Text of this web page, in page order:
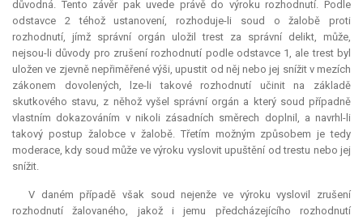
důvodná. Tento závěr pak uvede právě do výroku rozhodnutí. Podle
odstavce 2 téhož ustanovení, rozhoduje-li soud o žalobě proti
rozhodnutí, jímž správní orgán uložil trest za správní delikt, může,
nejsou-li důvody pro zrušení rozhodnutí podle odstavce 1, ale trest byl
uložen ve zjevně nepřiměřené výši, upustit od něj nebo jej snížit v mezích
zákonem dovolených, lze-li takové rozhodnutí učinit na základě
skutkového stavu, z něhož vyšel správní orgán a který soud případně
vlastním dokazováním v nikoli zásadních směrech doplnil, a navrhl-li
takový postup žalobce v žalobě. Třetím možným způsobem je tedy
moderace, kdy soud může ve výroku vyslovit upuštění od trestu nebo jej
snížit.
V daném případě však soud nejenže ve výroku vyslovil zrušení
rozhodnutí žalovaného, jakož i jemu předcházejícího rozhodnutí